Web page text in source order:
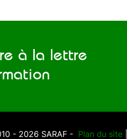
à la lettre
- 2026 SARAF - Plan du site